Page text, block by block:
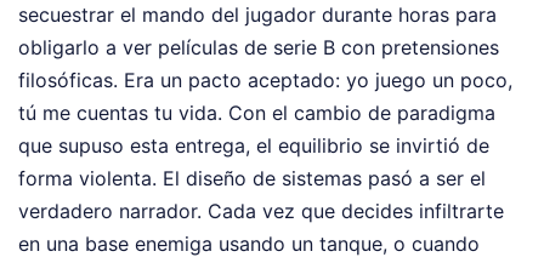
secuestrar el mando del jugador durante horas para
obligarlo a ver películas de serie B con pretensiones
filosóficas. Era un pacto aceptado: yo juego un poco,
tú me cuentas tu vida. Con el cambio de paradigma
que supuso esta entrega, el equilibrio se invirtió de
forma violenta. El diseño de sistemas pasó a ser el
verdadero narrador. Cada vez que decides infiltrarte
en una base enemiga usando un tanque, o cuando